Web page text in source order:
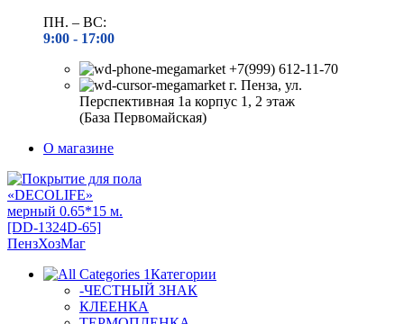
ПН. – ВС:
9:00 - 17:00
+7(999) 612-11-70
г. Пенза, ул.
Перспективная 1а корпус 1, 2 этаж
(База Первомайская)
О магазине
Категории
-ЧЕСТНЫЙ ЗНАК
КЛЕЕНКА